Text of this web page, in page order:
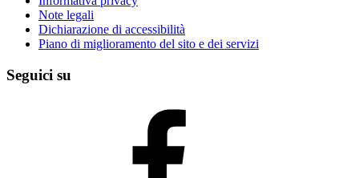
Note legali
Dichiarazione di accessibilità
Piano di miglioramento del sito e dei servizi
Seguici su